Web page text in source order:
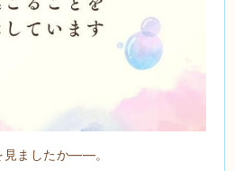
見ましたか――。